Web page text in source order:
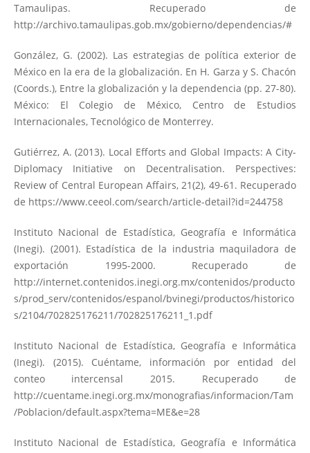
Tamaulipas. Recuperado de
http://archivo.tamaulipas.gob.mx/gobierno/dependencias/#
González, G. (2002). Las estrategias de política exterior de
México en la era de la globalización. En H. Garza y S. Chacón
(Coords.), Entre la globalización y la dependencia (pp. 27-80).
México: El Colegio de México, Centro de Estudios
Internacionales, Tecnológico de Monterrey.
Gutiérrez, A. (2013). Local Efforts and Global Impacts: A City-
Diplomacy Initiative on Decentralisation. Perspectives:
Review of Central European Affairs, 21(2), 49-61. Recuperado
de https://www.ceeol.com/search/article-detail?id=244758
Instituto Nacional de Estadística, Geografía e Informática
(Inegi). (2001). Estadística de la industria maquiladora de
exportación 1995-2000. Recuperado de
http://internet.contenidos.inegi.org.mx/contenidos/producto
s/prod_serv/contenidos/espanol/bvinegi/productos/historico
s/2104/702825176211/702825176211_1.pdf
Instituto Nacional de Estadística, Geografía e Informática
(Inegi). (2015). Cuéntame, información por entidad del
conteo intercensal 2015. Recuperado de
http://cuentame.inegi.org.mx/monografias/informacion/Tam
/Poblacion/default.aspx?tema=ME&e=28
Instituto Nacional de Estadística, Geografía e Informática